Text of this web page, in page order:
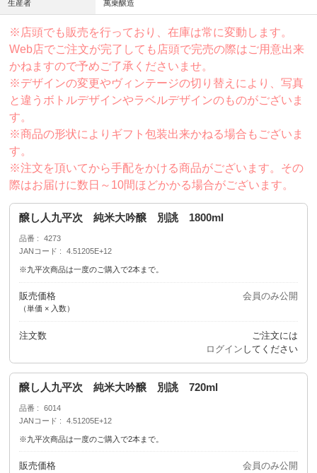
生産者 萬乗醸造
※店頭でも販売を行っており、在庫は常に変動します。
Web店でご注文が完了しても店頭で完売の際はご用意出来
かねますので予めご了承くださいませ。
※デザインの変更やヴィンテージの切り替えにより、写真
と違うボトルデザインやラベルデザインのものがございま
す。
※商品の形状によりギフト包装出来かねる場合もございま
す。
※注文を頂いてから手配をかける商品がございます。その
際はお届けに数日～10間ほどかかる場合がございます。
醸し人九平次 純米大吟醸 別誂 1800ml
品番
4273
JANコード
4.51205E+12
※九平次商品は一度のご購入で2本まで。
販売価格
（単価 × 入数）
会員のみ公開
注文数
ご注文には
ログイン してください
醸し人九平次 純米大吟醸 別誂 720ml
品番
6014
JANコード
4.51205E+12
※九平次商品は一度のご購入で2本まで。
販売価格 会員のみ公開